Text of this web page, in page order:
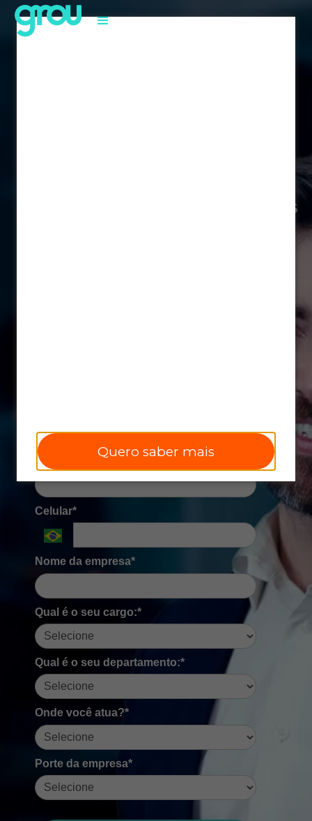
Quero saber mais
Prepare seus profissionais
Email corporativo*
Celular*
Nome da empresa*
Qual é o seu cargo:*
Qual é o seu departamento:*
Onde você atua?*
Porte da empresa*